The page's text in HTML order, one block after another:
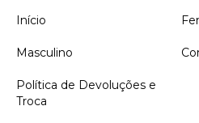
Início
Masculino
Política de Devoluções e
Troca